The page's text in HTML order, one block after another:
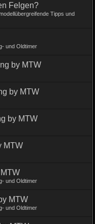
Felgen?
Tipps und
und Oldtimer
by MTW
by MTW
by MTW
MTW
und Oldtimer
MTW
und Oldtimer